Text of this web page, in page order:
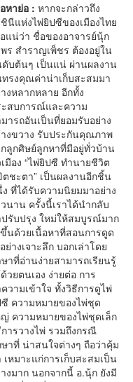
หาย่อ :หากจะกล่าวถึง
นีแห่งไพ่ยิปซีของเมืองไทย
แน่ว่า ชื่อของอาจารย์นุ้ก
ร สำราญเพ็ชร ต้องอยู่ใน
บต้นๆ เป็นแน่ ผ่านผลงาน
รงคุณค่าน่าเก็บสะสมมา
งหลากหลาย อีกทั้ง
สบการณ์และความ
ารถอันเป็นที่ยอมรับอย่าง
งขวาง รับประกันคุณภาพ
ลูกศิษย์ลูกหาที่มีอยู่ทั่วบ้าน
มือง “ไพ่ยิปซี ทำนายชีวิต
ชะตา” เป็นผลงานอีกชิ้น
ที่ได้รับความนิยมมาอย่าง
นาน ครั้งนี้เราได้นำกลับ
รับปรุง ใหม่ให้สมบูรณ์มาก
นด้วยเนื้อหาที่สอนการดูด
ย่างเจาะลึก บอกเล่าโดย
าที่อ่านง่ายสามารถเรียนรู้
วยตนเอง ง่ายต่อ การ
วามเข้าใจ ทั้งวิธีการดูไพ่
ความหมายของไพ่ชุด
ความหมายของไพ่ชุดเล็ก
ารวางไพ่ รวมถึงกรณี
าที่ น่าสนใจต่างๆ ถือว่าคุ้ม
เหมาะแก่การเก็บสะสมเป็น
งมาก นอกจากนี้ อ.นุ้ก ยังมี